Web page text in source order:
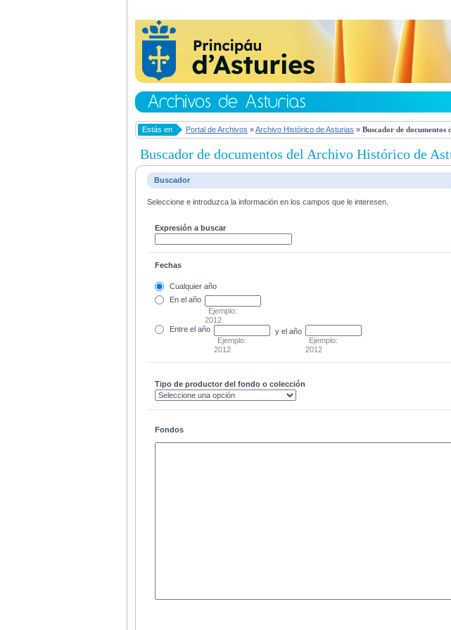
Estás en Portal de Archivos »Archivo Histórico de Asturias » Buscador de
Buscador de documentos del Archivo Histórico de
Buscador
Seleccione e introduzca la información en los campos que le interesen.
Expresión a buscar
Fechas
Cualquier año
En el año
Ejemplo:
2012
Entre el año
Ejemplo:
2012
y el año
Ejemplo:
2012
Tipo de productor del fondo o colección
Fondos